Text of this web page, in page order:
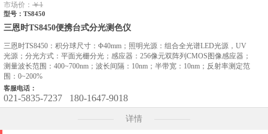
市场价： ￥1
型号：TS8450
三恩时TS8450便携台式分光测色仪
三恩时TS8450：积分球尺寸：Φ40mm；照明光源：组合全光谱LED光源，UV
光源；分光方式：平面光栅分光；感应器：256像元双阵列CMOS图像感应器；
测量波长范围：400~700nm；波长间隔：10nm；半带宽：10nm；反射率测定范
围：0~200%
客服电话：
021-5835-7237 180-1647-9018
详情